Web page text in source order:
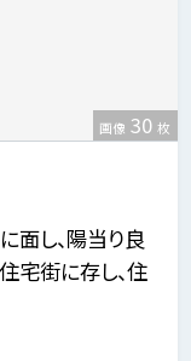
画像 30 枚
し、陽当り良
宅街に存し、住